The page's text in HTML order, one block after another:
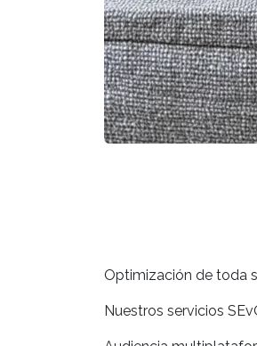
Optimización de toda
Nuestros servicios